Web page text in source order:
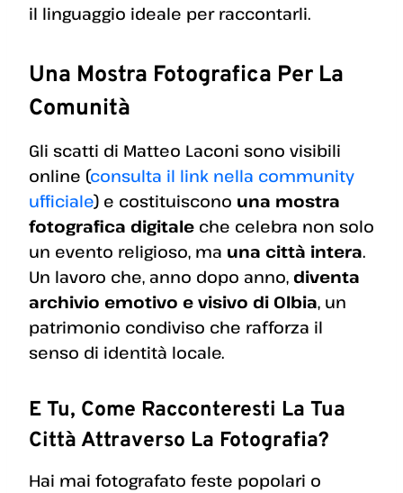
il linguaggio ideale per raccontarli.
Una Mostra Fotografica Per La
Comunità
Gli scatti di Matteo Laconi sono visibili
online (consulta il link nella community
ufficiale) e costituiscono una mostra
fotografica digitale che celebra non solo
un evento religioso, ma una città intera.
Un lavoro che, anno dopo anno, diventa
archivio emotivo e visivo di Olbia, un
patrimonio condiviso che rafforza il
senso di identità locale.
E Tu, Come Racconteresti La Tua
Città Attraverso La Fotografia?
Hai mai fotografato feste popolari o